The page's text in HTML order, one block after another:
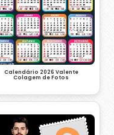
Calendário 2026 Valente
Colagem de Fotos